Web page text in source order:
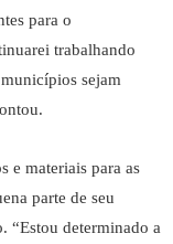
para o
trabalhando
sejam
e materiais para as
parte de seu
“Estou determinado a